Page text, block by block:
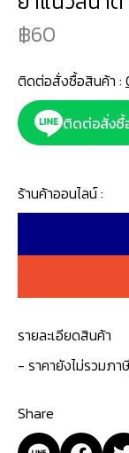
60
ติดต่อสั่งซื้อสินค้า :
ติดต่อสั่งซื้
ร้านค้าออนไลน์ :
รายละเอียดสินค้า
- ราคายังไม่รวมภา
Share